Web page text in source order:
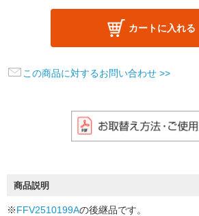
カートに入れる
この商品に対するお問い合わせ >>
商品説明
※FFV2510199Aの後継品です。